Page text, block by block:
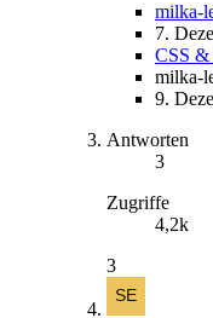
milka-
7.
CSS &
milka-
9.
Antworten
3
Zugriffe
4,2k
3